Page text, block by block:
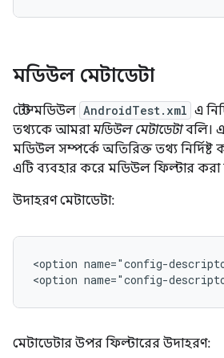
মডিউল মেটাডেটা
টেস্ট মডিউল AndroidTest.xml এ
তথ্যকে আমরামডিউল মেটাডেটাবলি।
মডিউল সম্পর্কে অতিরিক্ত তথ্য
এটি ব্যবহার করে মডিউল ফিল্টার করা
উদাহরণ মেটাডেটা:
<option name="config-
<option name="config-
মেটাডেটার উপর ফিল্টারের উদাহরণ: